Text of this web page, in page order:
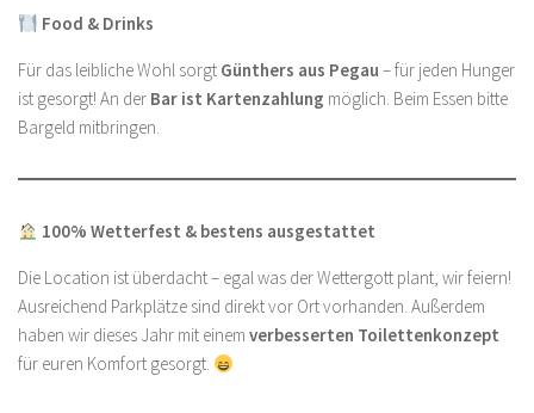
Food & Drinks
Für das leibliche Wohl sorgt Günthers aus Pegau – für jeden Hunger
ist gesorgt! An der Bar ist Kartenzahlung möglich. Beim Essen bitte
Bargeld mitbringen.
100% Wetterfest & bestens ausgestattet
Die Location ist überdacht – egal was der Wettergott plant, wir feiern!
Ausreichend Parkplätze sind direkt vor Ort vorhanden. Außerdem
haben wir dieses Jahr mit einem verbesserten Toilettenkonzept
für euren Komfort gesorgt.